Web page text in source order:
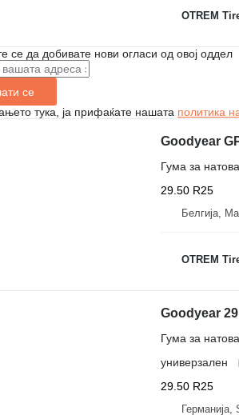
OTREM
се да добивате нови огласи од овој оддел
се
тука, ја прифаќате нашата политика
Goodyear
Гума за
29.50 R25
Белгија,
OTREM
Goodyear
Гума за
универзален
29.50 R25
Германија,